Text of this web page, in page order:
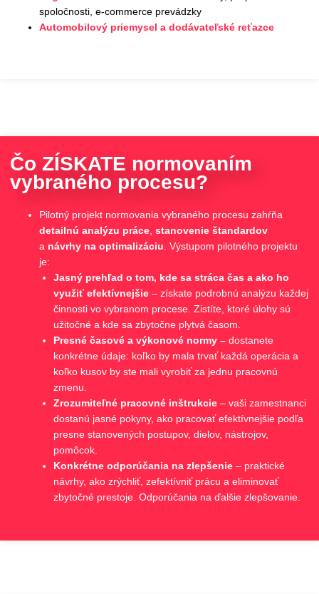
spoločnosti, e-commerce prevádzky
Automobilový priemysel a dodávateľské reťazce
Čo ZÍSKATE normovaním
vybraného procesu?
Pilotný projekt normovania vybraného procesu zahŕňa
detailnú analýzu práce, stanovenie štandardov
a návrhy na optimalizáciu . Výstupom pilotného projektu
je:
Jasný prehľad o tom, kde sa stráca čas a ako ho
využiť efektívnejšie– získate podrobnú analýzu každej
činnosti vo vybranom procese. Zistíte, ktoré úlohy sú
užitočné a kde sa zbytočne plytvá časom.
Presné časové a výkonové normy – dostanete
konkrétne údaje: koľko by mala trvať každá operácia a
koľko kusov by ste mali vyrobiť za jednu pracovnú
zmenu.
Zrozumiteľné pracovné inštrukcie – vaši zamestnanci
dostanú jasné pokyny, ako pracovať efektívnejšie podľa
presne stanovených postupov, dielov, nástrojov,
pomôcok.
Konkrétne odporúčania na zlepšenie – praktické
návrhy, ako zrýchliť, zefektívniť prácu a eliminovať
zbytočné prestoje. Odporúčania na ďalšie zlepšovanie.